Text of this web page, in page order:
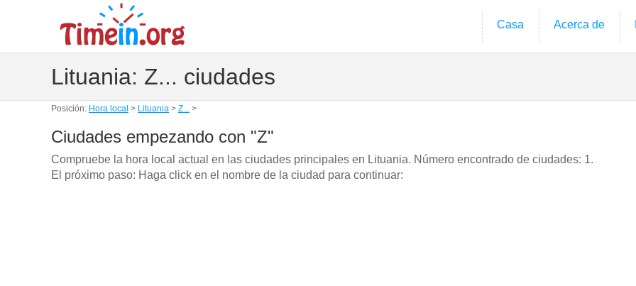
Casa Acerca de
Lituania: Z... ciudades
Posición: Hora local > Lituania > Z... >
Ciudades empezando con "Z"
Compruebe la hora local actual en las ciudades principales en Lituania. Número encontrado de ciudades: 1.
El próximo paso: Haga click en el nombre de la ciudad para continuar: